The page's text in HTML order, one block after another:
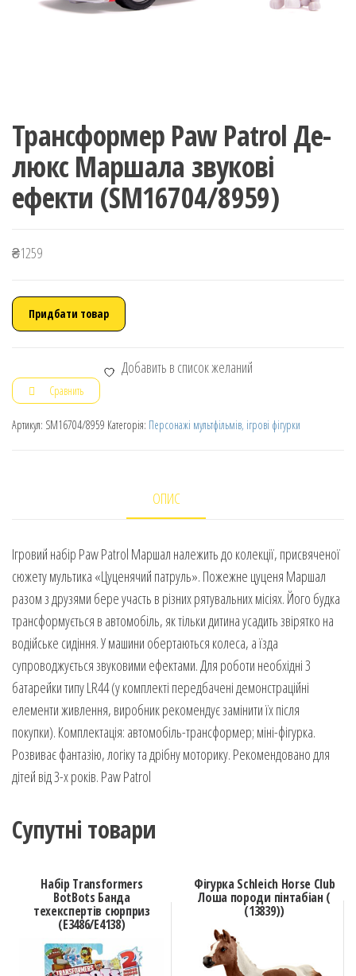
Трансформер Paw Patrol Де-
люкс Маршала звукові
ефекти (SM16704/8959)
₴1259
Придбати товар
Добавить в список желаний
Сравнить
Артикул: SM16704/8959 Категорія: Персонажі мультфільмів, ігрові фігурки
ОПИС
Ігровий набір Paw Patrol Маршал належить до колекції, присвяченої
сюжету мультика «Цуценячий патруль». Пожежне цуценя Маршал
разом з друзями бере участь в різних рятувальних місіях. Його будка
трансформується в автомобіль, як тільки дитина усадить звірятко на
водійське сидіння. У машини обертаються колеса, а їзда
супроводжується звуковими ефектами. Для роботи необхідні 3
батарейки типу LR44 (у комплекті передбачені демонстраційні
елементи живлення, виробник рекомендує замінити їх після
покупки). Комплектація: автомобіль-трансформер; міні-фігурка.
Розвиває фантазію, логіку та дрібну моторику. Рекомендовано для
дітей від 3-х років. Paw Patrol
Супутні товари
Набір Transformers
BotBots Банда
техекспертів сюрприз
(E3486/E4138)
Фігурка Schleich Horse Club
Лоша породи пінтабіан (
(13839))